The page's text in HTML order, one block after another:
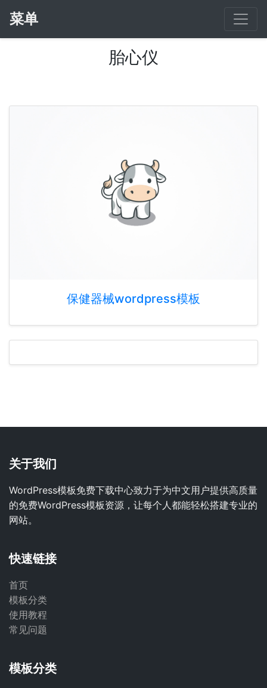
菜单
胎心仪
保健器械wordpress模板
关于我们
WordPress模板免费下载中心致力于为中文用户提供高质量
的免费WordPress模板资源，让每个人都能轻松搭建专业的
网站。
快速链接
首页
模板分类
使用教程
常见问题
模板分类